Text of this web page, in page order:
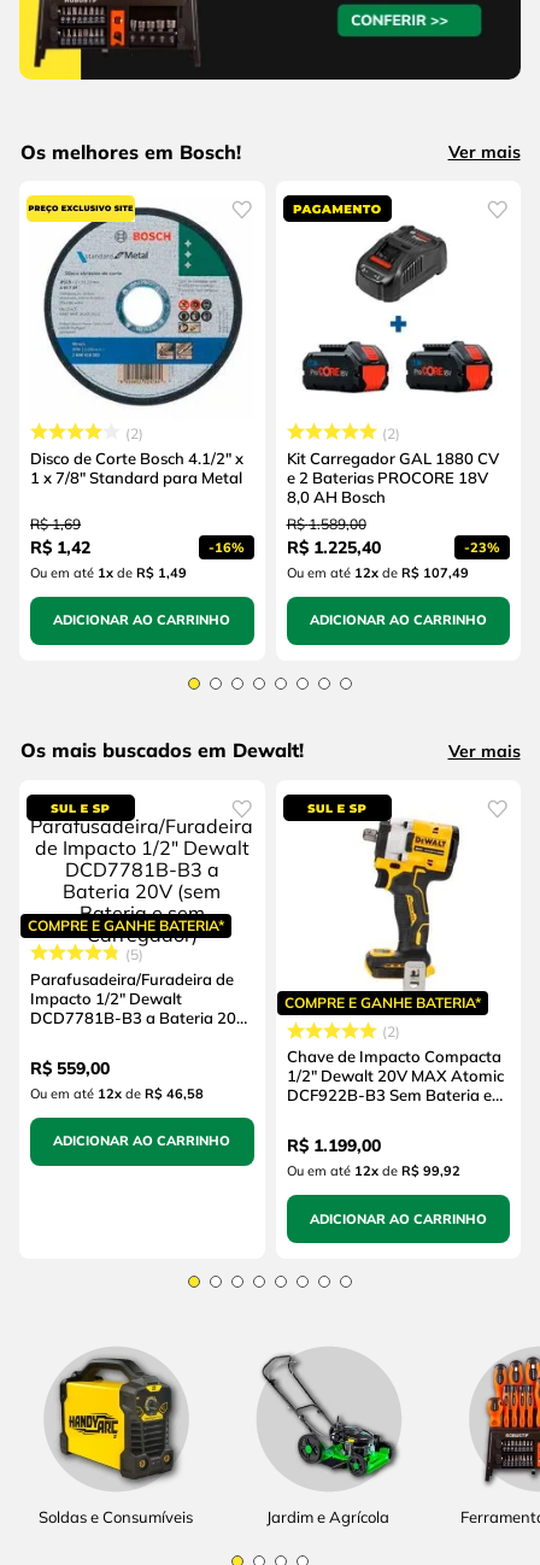
Os melhores em Bosch! Ver mais
2
Disco de Corte Bosch 4.1/2" x
1 x 7/8" Standard para Metal
R$ 1,69
R$ 1,42 -16%
Ou em até 1x de R$ 1,49
ADICIONAR AO CARRINHO
2
Kit Carregador GAL 1880 CV
e 2 Baterias PROCORE 18V
8,0 AH Bosch
R$ 1.589,00
R$ 1.225,40 -23%
Ou em até 12xde R$ 107,49
ADICIONAR AO CARRINHO
Os mais buscados em Dewalt! Ver mais
COMPRE E GANHE BATERIA*
5
Parafusadeira/Furadeira de
Impacto 1/2" Dewalt
DCD7781B-B3 a Bateria 20V
Carregador)
R$ 559,00
Ou em até 12x de R$ 46,58
ADICIONAR AO CARRINHO
COMPRE E GANHE BATERIA*
2
Chave de Impacto Compacta
1/2" Dewalt 20V MAX Atomic
DCF922B-B3 Sem Bateria e
R$ 1.199,00
Ou em até 12xde R$ 99,92
ADICIONAR AO CARRINHO
Soldas e Consumíveis Jardim e Agrícola